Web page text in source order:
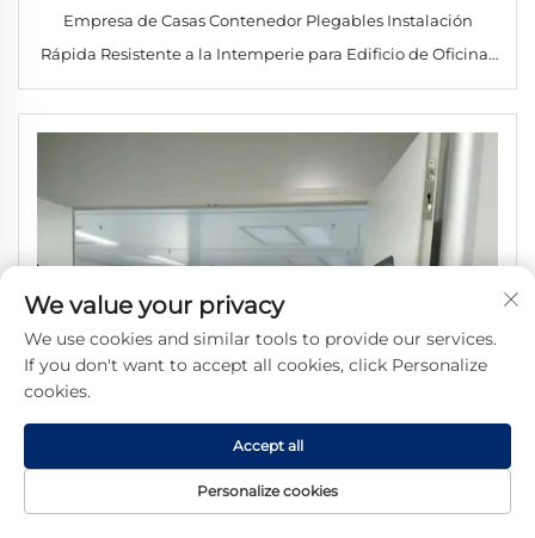
Empresa de Casas Contenedor Plegables Instalación
Rápida Resistente a la Intemperie para Edificio de Oficinas
Apartamento Taller y Alojamiento en Obra
We value your privacy
We use cookies and similar tools to provide our services.
If you don't want to accept all cookies, click Personalize
cookies.
Personalize cookies
Accept all